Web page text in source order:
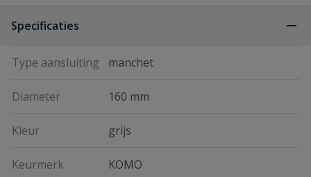
Specificaties
Type aansluiting manchet
Diameter 160 mm
Kleur grijs
Keurmerk KOMO